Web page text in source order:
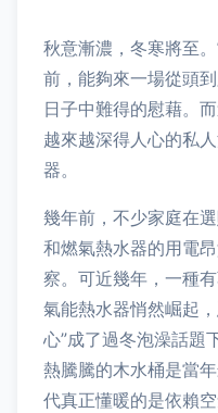
秋意漸濃，冬寒將至
前，能夠來一場從頭
日子中難得的慰藉。
越來越深得人心的私
器。
幾年前，不少家庭在
和燃氣熱水器的用電
察。可近幾年，一種
氣能熱水器悄然崛起
心”成了過冬泡澡話題
熱騰騰的木水桶是當
代真正懂暖的是依賴